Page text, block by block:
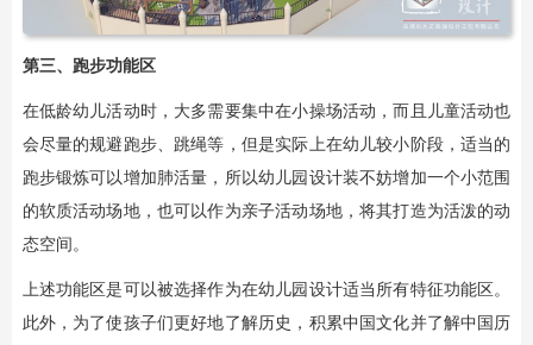
第三、跑步功能区
在低龄幼儿活动时，大多需要集中在小操场活动，而且儿童活动也
会尽量的规避跑步、跳绳等，但是实际上在幼儿较小阶段，适当的
跑步锻炼可以增加肺活量，所以幼儿园设计装不妨增加一个小范围
的软质活动场地，也可以作为亲子活动场地，将其打造为活泼的动
态空间。
上述功能区是可以被选择作为在幼儿园设计适当所有特征功能区。
此外，为了使孩子们更好地了解历史，积累中国文化并了解中国历